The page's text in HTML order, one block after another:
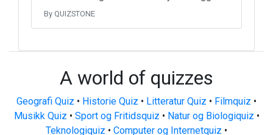
By QUIZSTONE
A world of quizzes
Geografi Quiz • Historie Quiz • Litteratur Quiz • Filmquiz •
Musikk Quiz • Sport og Fritidsquiz • Natur og Biologiquiz •
Teknologiquiz • Computer og Internetquiz •